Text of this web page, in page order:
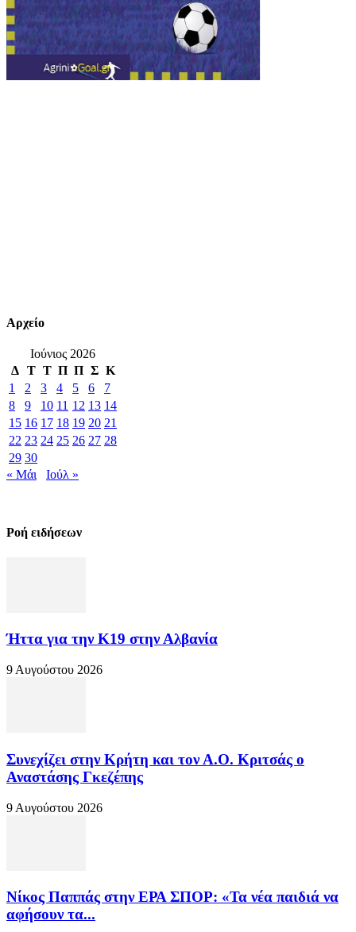
Αρχείο
Ιούνιος 2026
Δ Τ Τ Π Π Σ Κ
1
2 3 4 5 6
7
8
9 10 11 12 13 14
15 16 17 18 19 20 21
22 23 24 25 26 27 28
29 30
« Μάι
Ιούλ »
Ροή ειδήσεων
Ήττα για την Κ19 στην Αλβανία
9 Αυγούστου 2026
Συνεχίζει στην Κρήτη και τον Α.Ο. Κριτσάς ο
Αναστάσης Γκεζέπης
9 Αυγούστου 2026
Νίκος Παππάς στην ΕΡΑ ΣΠΟΡ: «Τα νέα παιδιά να
αφήσουν τα...